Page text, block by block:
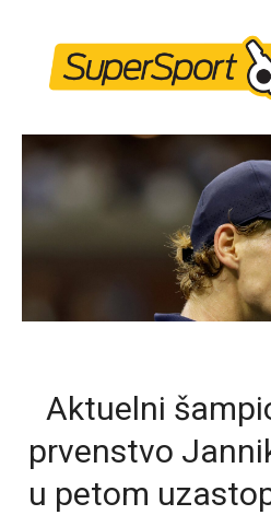
content
Aktuelni
prvenstvo
u petom